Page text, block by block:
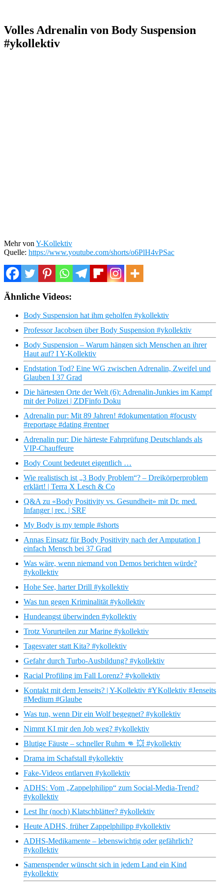
Volles Adrenalin von Body Suspension
#ykollektiv
Mehr von Y-Kollektiv
Quelle: https://www.youtube.com/shorts/o6PlH4vPSac
Ähnliche Videos:
Body Suspension hat ihm geholfen #ykollektiv
Professor Jacobsen über Body Suspension #ykollektiv
Body Suspension – Warum hängen sich Menschen an ihrer
Haut auf? I Y-Kollektiv
Endstation Tod? Eine WG zwischen Adrenalin, Zweifel und
Glauben I 37 Grad
Die härtesten Orte der Welt (6): Adrenalin-Junkies im Kampf
mit der Polizei | ZDFinfo Doku
Adrenalin pur: Mit 89 Jahren! #dokumentation #focustv
#reportage #dating #rentner
Adrenalin pur: Die härteste Fahrprüfung Deutschlands als
VIP-Chauffeure
Body Count bedeutet eigentlich …
Wie realistisch ist „3 Body Problem“? – Dreikörperproblem
erklärt! | Terra X Lesch & Co
Q&A zu «Body Positivity vs. Gesundheit» mit Dr. med.
Infanger | rec. | SRF
My Body is my temple #shorts
Annas Einsatz für Body Positivity nach der Amputation I
einfach Mensch bei 37 Grad
Was wäre, wenn niemand von Demos berichten würde?
#ykollektiv
Hohe See, harter Drill #ykollektiv
Was tun gegen Kriminalität #ykollektiv
Hundeangst überwinden #ykollektiv
Trotz Vorurteilen zur Marine #ykollektiv
Tagesvater statt Kita? #ykollektiv
Gefahr durch Turbo-Ausbildung? #ykollektiv
Racial Profiling im Fall Lorenz? #ykollektiv
Kontakt mit dem Jenseits? | Y-Kollektiv #YKollektiv #Jenseits
#Medium #Glaube
Was tun, wenn Dir ein Wolf begegnet? #ykollektiv
Nimmt KI mir den Job weg? #ykollektiv
Blutige Fäuste – schneller Ruhm 👊 💥 #ykollektiv
Drama im Schafstall #ykollektiv
Fake-Videos entlarven #ykollektiv
ADHS: Vom „Zappelphilipp“ zum Social-Media-Trend?
#ykollektiv
Lest Ihr (noch) Klatschblätter? #ykollektiv
Heute ADHS, früher Zappelphilipp #ykollektiv
ADHS-Medikamente – lebenswichtig oder gefährlich?
#ykollektiv
Samenspender wünscht sich in jedem Land ein Kind
#ykollektiv